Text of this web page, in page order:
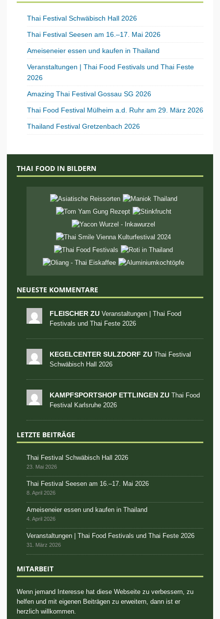
Thai Festival Schwäbisch Hall 2026
Thai Festival Seesen am 16.–17. Mai 2026
Ameiseneier essen und kaufen in Thailand
Veranstaltungen | Thai Food Festivals und Thai Feste
2026
Amazing Thai Festival Gossau SG 2026
Thai Food Festival Mülheim a.d. Ruhr am 29. März 2026
Thailand Festival Gretzenbach 2026
THAI FOOD IN BILDERN
NEUESTE KOMMENTARE
FLEISCHER ZU Veranstaltungen | Thai Food
Festivals und Thai Feste 2026
KEGELCENTER SULZDORF ZU Thai Festival
Schwäbisch Hall 2026
KAMPFSPORTSHOP ETTLINGEN ZU Thai Food
Festival Karlsruhe 2026
LETZTE BEITRÄGE
Thai Festival Schwäbisch Hall 2026
23. Mai 2026
Thai Festival Seesen am 16.–17. Mai 2026
8. April 2026
Ameiseneier essen und kaufen in Thailand
4. April 2026
Veranstaltungen | Thai Food Festivals und Thai Feste 2026
31. März 2026
MITARBEIT
Wenn jemand Interesse hat diese Webseite zu verbessern, zu
helfen und mit eigenen Beiträgen zu erweitern, dann ist er
herzlich willkommen.